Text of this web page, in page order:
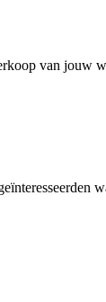
van jouw